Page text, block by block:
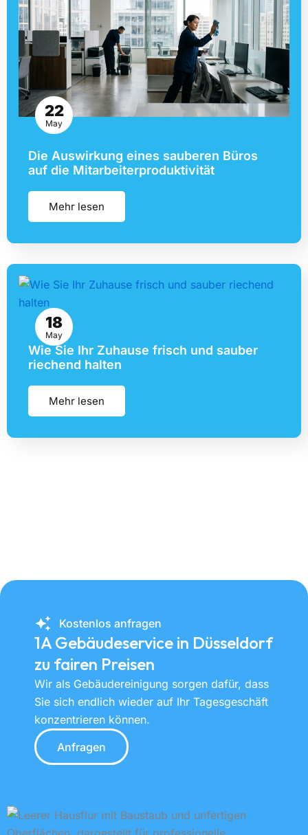
22
May
Die Auswirkung eines sauberen Büros
auf die Mitarbeiterproduktivität
Mehr lesen
18
May
Wie Sie Ihr Zuhause frisch und sauber
riechend halten
Mehr lesen
Kostenlos anfragen
1A Gebäudeservice in Düsseldorf
zu fairen Preisen
Wir als Gebäudereinigung sorgen dafür, dass
Sie sich endlich wieder auf Ihr Tagesgeschäft
konzentrieren können.
Anfragen